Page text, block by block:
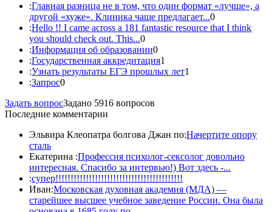
:Главная разница не в том, что один формат «лучше», а
другой «хуже». Клиника чаще предлагает...0
:Hello !! I came across a 181 fantastic resource that I think
you should check out. This...0
:Информация об образовании0
:Государственная аккредитация1
:Узнать результаты ЕГЭ прошлых лет1
:Запрос0
Задать вопросЗадано 5916 вопросов
Последние комментарии
Эльвира Клеопатра болгова Джан по:Начертите опору
сталь
Екатерина :Профессия психолог-сексолог довольно
интересная. Спасибо за интервью!) Вот здесь -...
:супер!!!!!!!!!!!!!!!!!!!!!!!!!!!!!!!!!!!!!!!!!!
Иван:Московская духовная академия (МДА) —
старейшее высшее учебное заведение России. Она была